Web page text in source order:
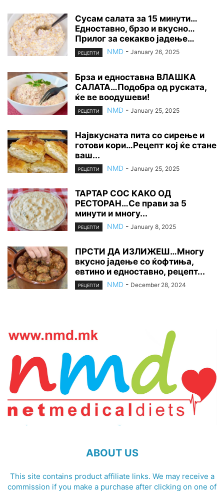
Сусам салата за 15 минути…
Едноставно, брзо и вкусно…
Прилог за секакво јадење…
РЕЦЕПТИ NMD - January 26, 2025
Брза и едноставна ВЛАШКА
САЛАТА…Подобра од руската,
ќе ве воодушеви!
РЕЦЕПТИ NMD - January 25, 2025
Највкусната пита со сирење и
готови кори…Рецепт кој ќе стане
ваш...
РЕЦЕПТИ NMD - January 25, 2025
ТАРТАР СОС КАКО ОД
РЕСТОРАН…Се прави за 5
минути и многу...
РЕЦЕПТИ NMD - January 8, 2025
ПРСТИ ДА ИЗЛИЖЕШ…Многу
вкусно јадење со ќофтиња,
евтино и едноставно, рецепт...
РЕЦЕПТИ NMD - December 28, 2024
ABOUT US
This site contains product affiliate links. We may receive a
commission if you make a purchase after clicking on one of